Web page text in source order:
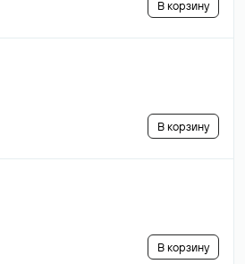
В корзину
В корзину
В корзину